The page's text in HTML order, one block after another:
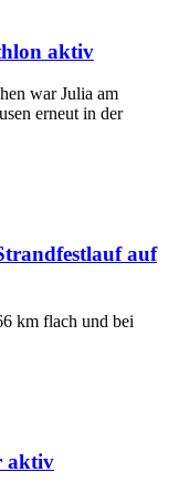
aktiv
war Julia am
erneut in der
auf
km flach und bei
aktiv